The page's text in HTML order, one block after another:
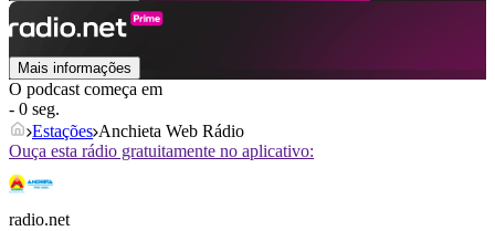
Mais informações
O podcast começa em
- 0 seg.
Estações Anchieta Web Rádio
Ouça esta rádio gratuitamente no aplicativo:
radio.net